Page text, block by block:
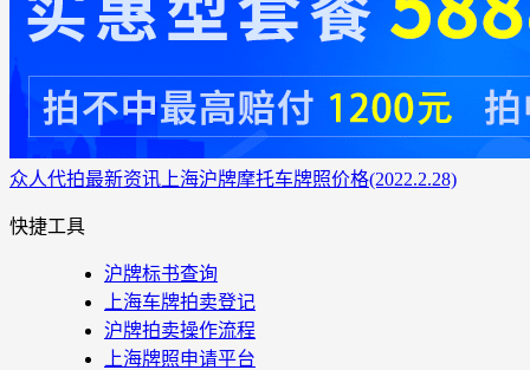
众人代拍最新资讯 上海沪牌摩托车牌照价格(2022.2.28)
快捷工具
沪牌标书查询
上海车牌拍卖登记
沪牌拍卖操作流程
上海牌照申请平台